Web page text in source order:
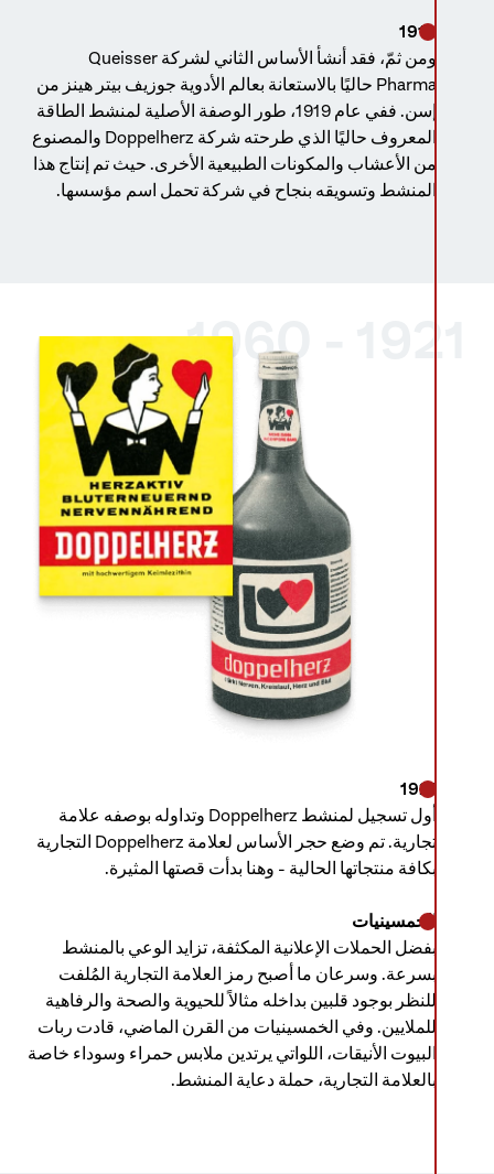
1919
ومن ثمّ، فقد أنشأ الأساس الثاني لشركة Queisser
Pharma حاليًا بالاستعانة بعالم الأدوية جوزيف بيتر هينز من
إسن. ففي عام 1919، طور الوصفة الأصلية لمنشط الطاقة
المعروف حاليًا الذي طرحته شركة Doppelherz والمصنوع
من الأعشاب والمكونات الطبيعية الأخرى. حيث تم إنتاج هذا
المنشط وتسويقه بنجاح في شركة تحمل اسم مؤسسها.
1921
أول تسجيل لمنشط Doppelherz وتداوله بوصفه علامة
تجارية. تم وضع حجر الأساس لعلامة Doppelherz التجارية
بكافة منتجاتها الحالية - وهنا بدأت قصتها المثيرة.
الخمسينيات
بفضل الحملات الإعلانية المكثفة، تزايد الوعي بالمنشط
بسرعة. وسرعان ما أصبح رمز العلامة التجارية المُلفت
للنظر بوجود قلبين بداخله مثالاً للحيوية والصحة والرفاهية
للملايين. وفي الخمسينيات من القرن الماضي، قادت ربات
البيوت الأنيقات، اللواتي يرتدين ملابس حمراء وسوداء خاصة
بالعلامة التجارية، حملة دعاية المنشط.